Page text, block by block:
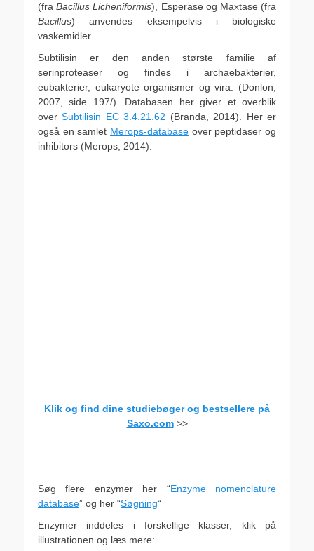
(fraBacillus Licheniformis), Esperase og Maxtase (fra
Bacillus) anvendes eksempelvis i biologiske
vaskemidler.
Subtilisin er den anden største familie af
serinproteaser og findes i archaebakterier,
eubakterier, eukaryote organismer og vira. (Donlon,
2007, side 197/). Databasen her giver et overblik
overSubtilisin EC 3.4.21.62 (Branda, 2014). Her er
også en samlet Merops-database over peptidaser og
inhibitors (Merops, 2014).
Klik og find dine studiebøger og bestsellere på
Saxo.com>>
Søg flere enzymer her “Enzyme nomenclature
database” og her “Søgning“
Enzymer inddeles i forskellige klasser, klik på
illustrationen og læs mere: